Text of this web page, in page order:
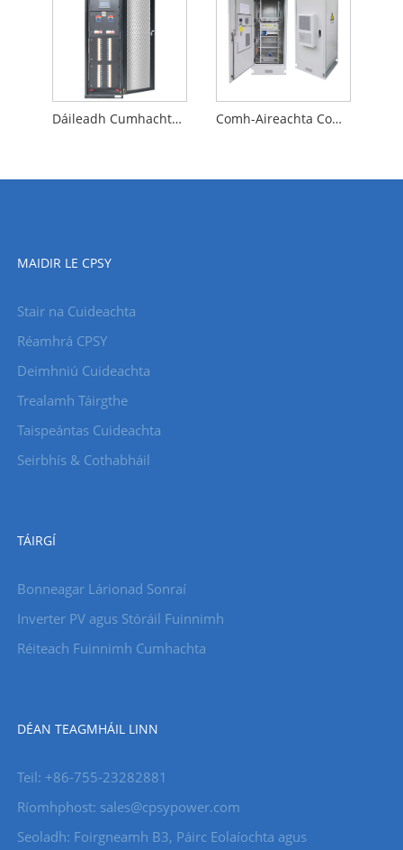
Dáileadh Cumhachta Beachtais Comh-Aireachta Comhtháite Allamuigh
MAIDIR LE CPSY
Stair na Cuideachta
Réamhrá CPSY
Deimhniú Cuideachta
Trealamh Táirgthe
Taispeántas Cuideachta
Seirbhís & Cothabháil
TÁIRGÍ
Bonneagar Lárionad Sonraí
Inverter PV agus Stóráil Fuinnimh
Réiteach Fuinnimh Cumhachta
DÉAN TEAGMHÁIL LINN
Teil: +86-755-23282881
Ríomhphost: sales@cpsypower.com
Seoladh: Foirgneamh B3, Páirc Eolaíochta agus